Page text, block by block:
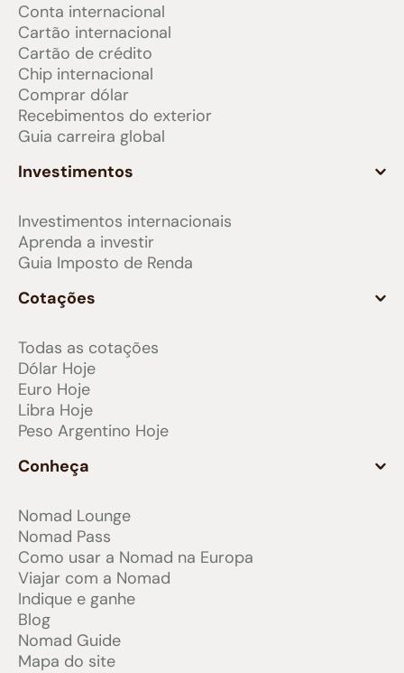
Conta internacional
Cartão internacional
Cartão de crédito
Chip internacional
Comprar dólar
Recebimentos do exterior
Guia carreira global
Investimentos
Investimentos internacionais
Aprenda a investir
Guia Imposto de Renda
Cotações
Todas as cotações
Dólar Hoje
Euro Hoje
Libra Hoje
Peso Argentino Hoje
Conheça
Nomad Lounge
Nomad Pass
Como usar a Nomad na Europa
Viajar com a Nomad
Indique e ganhe
Blog
Nomad Guide
Mapa do site